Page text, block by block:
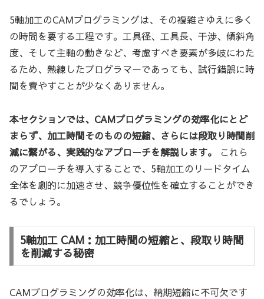
5軸加工のCAMプログラミングは、その複雑さゆえに多く
の時間を要する工程です。工具径、工具長、干渉、傾斜角
度、そして主軸の動きなど、考慮すべき要素が多岐にわた
るため、熟練したプログラマーであっても、試行錯誤に時
間を費やすことが少なくありません。
本セクションでは、CAMプログラミングの効率化にとど
まらず、加工時間そのものの短縮、さらには段取り時間削
減に繋がる、実践的なアプローチを解説します。
これら
のアプローチを導入することで、5軸加工のリードタイム
全体を劇的に加速させ、競争優位性を確立することができ
るでしょう。
5軸加工 CAM：加工時間の短縮と、段取り時間
を削減する秘密
CAMプログラミングの効率化は、納期短縮に不可欠です